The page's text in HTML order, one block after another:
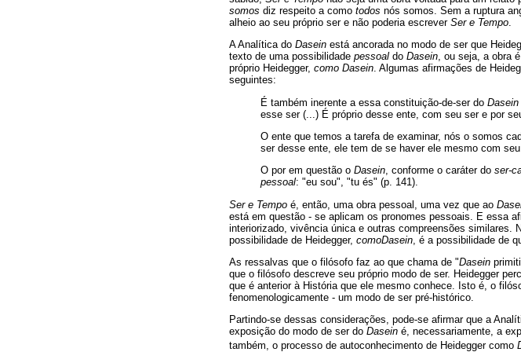
somos diz respeito a como todos nós somos. Sem a ruptura
alheio ao seu próprio ser e não poderia escrever Ser e Tempo
A Analítica do Dasein está ancorada no modo de ser que
texto de uma possibilidade pessoal do Dasein , ou seja, a obra
próprio Heidegger, como Dasein . Algumas afirmações de
seguintes:
É também inerente a essa constituição-de-ser do Dasein
esse ser (...) É próprio desse ente, com seu ser e por
O ente que temos a tarefa de examinar, nós o somos
ser desse ente, ele tem de se haver ele mesmo com
O por em questão o Dasein , conforme o caráter do ser-
pessoal: "eu sou", "tu és" (p. 141).
Ser e Tempo é, então, uma obra pessoal, uma vez que ao
está em questão - se aplicam os pronomes pessoais. E essa
interiorizado, vivência única e outras compreensões similares.
possibilidade de Heidegger, comoDasein , é a possibilidade de
As ressalvas que o filósofo faz ao que chama de "Dasein
que o filósofo descreve seu próprio modo de ser. Heidegger
que é anterior à História que ele mesmo conhece. Isto é, o
fenomenologicamente - um modo de ser pré-histórico.
Partindo-se dessas considerações, pode-se afirmar que a
exposição do modo de ser do Dasein é, necessariamente, a
também, o processo de autoconhecimento de Heidegger como